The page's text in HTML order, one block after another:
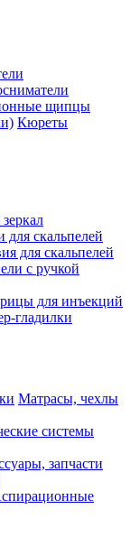
щипцы
Кюреты
для скальпелей
для скальпелей
с ручкой
для инъекций
гладилки
Матрасы, чехлы
системы
запчасти